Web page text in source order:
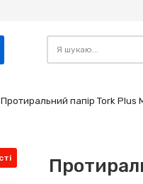
Протиральний папір Tork